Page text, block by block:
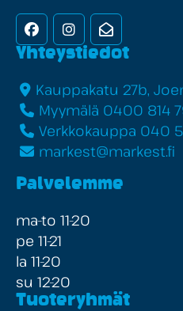
FacebookInstagramUutiskirje
Yhteystiedot
Kauppakatu 27b,
Myymälä 0400 814
Verkkokauppa 040
markest@markest.fi
Palvelemme
ma-to 11-20
pe 11-21
la 11-20
su 12-20
Tuoteryhmät